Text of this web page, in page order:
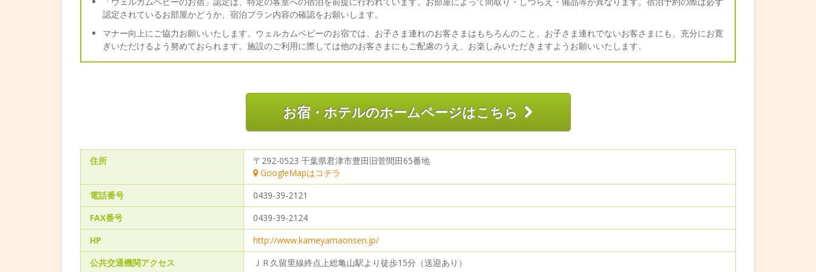
認定されているお部屋かどうか、宿泊プラン内容の確認をお願いします。
マナー向上にご協力お願いいたします。ウェルカムベビーのお宿では、お子さま連れのお客さまはもちろんのこと、お子さま連れでないお客さまにも、充分にお寛
ぎいただけるよう努めておられます。施設のご利用に際しては他のお客さまにもご配慮のうえ、お楽しみいただきますようお願いいたします。
お宿・ホテルのホームページはこちら
住所
〒292-0523 千葉県君津市豊田旧菅間田65番地
GoogleMapはコチラ
電話番号
0439-39-2121
FAX番号
0439-39-2124
HP
http://www.kameyamaonsen.jp/
公共交通機関アクセス
ＪＲ久留里線終点上総亀山駅より徒歩15分（送迎あり）